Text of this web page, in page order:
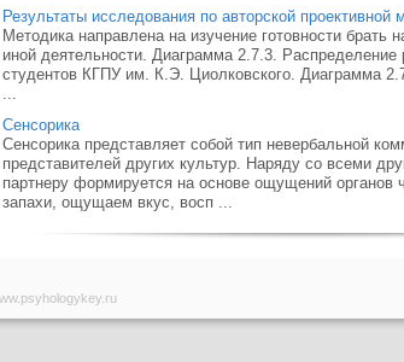
Результаты исследования по авторской проективной
Методика направлена на изучение готовности брать
иной деятельности. Диаграмма 2.7.3. Распределение
студентов КГПУ им. К.Э. Циолковского. Диаграмма
...
Сенсорика
Сенсорика представляет собой тип невербальной
представите­лей других культур. Наряду со всеми
партнеру формируется на основе ощущений органов
запахи, ощущаем вкус, восп ...